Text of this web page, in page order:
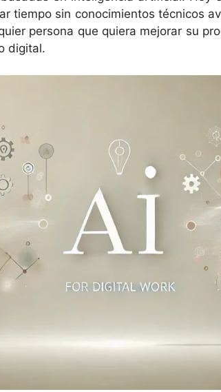
tiempo sin conocimientos técnicos
persona que quiera mejorar su
digital.